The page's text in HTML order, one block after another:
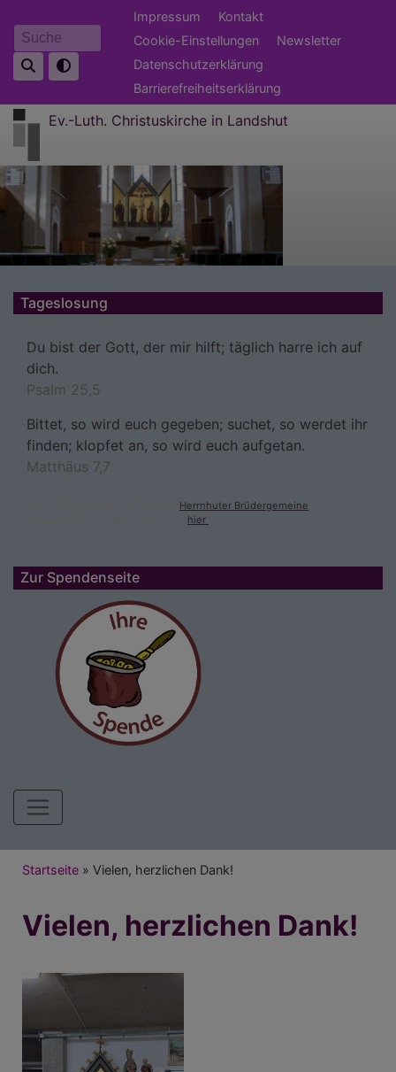
zum
Inhalt
Suche
Fußbereichsmenü
Impressum
Kontakt
Cookie-Einstellungen
Newsletter
Datenschutzerklärung
Barrierefreiheitserklärung
Ev.-Luth. Christuskirche in Landshut
Tageslosung
Du bist der Gott, der mir hilft; täglich harre ich auf
dich.
Psalm 25,5
Bittet, so wird euch gegeben; suchet, so werdet ihr
finden; klopfet an, so wird euch aufgetan.
Matthäus 7,7
Herrnhuter Brüdergemeine
hier
Zur Spendenseite
Hauptnavigation
Breadcrumb
Startseite Vielen, herzlichen Dank!
Vielen, herzlichen Dank!